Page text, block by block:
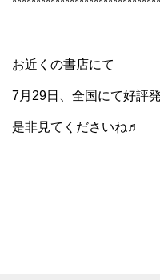
お近くの書店にて
7月29日、全国にて好評発
是非見てくださいね♬